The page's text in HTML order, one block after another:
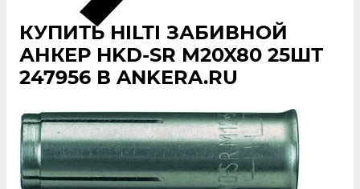
КУПИТЬ HILTI ЗАБИВНОЙ
АНКЕР HKD-SR M20X80 25ШТ
247956 В ANKERA.RU